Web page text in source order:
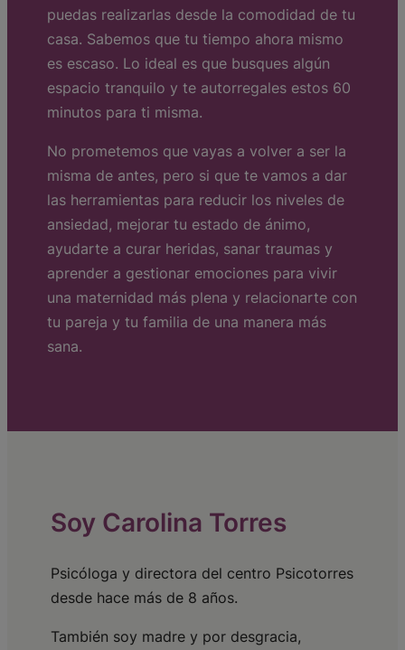
puedas realizarlas desde la comodidad de tu
casa. Sabemos que tu tiempo ahora mismo
es escaso. Lo ideal es que busques algún
espacio tranquilo y te autorregales estos 60
minutos para ti misma.
No prometemos que vayas a volver a ser la
misma de antes, pero si que te vamos a dar
las herramientas para reducir los niveles de
ansiedad, mejorar tu estado de ánimo,
ayudarte a curar heridas, sanar traumas y
aprender a gestionar emociones para vivir
una maternidad más plena y relacionarte con
tu pareja y tu familia de una manera más
sana.
Soy Carolina Torres
Psicóloga y directora del centro Psicotorres
desde hace más de 8 años.
También soy madre y por desgracia,